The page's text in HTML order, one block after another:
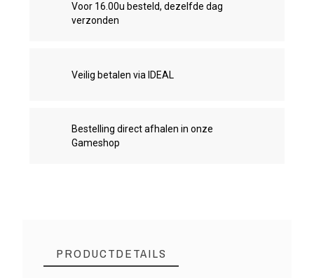
Voor 16.00u besteld, dezelfde dag
verzonden
Veilig betalen via IDEAL
Bestelling direct afhalen in onze
Gameshop
PRODUCTDETAILS